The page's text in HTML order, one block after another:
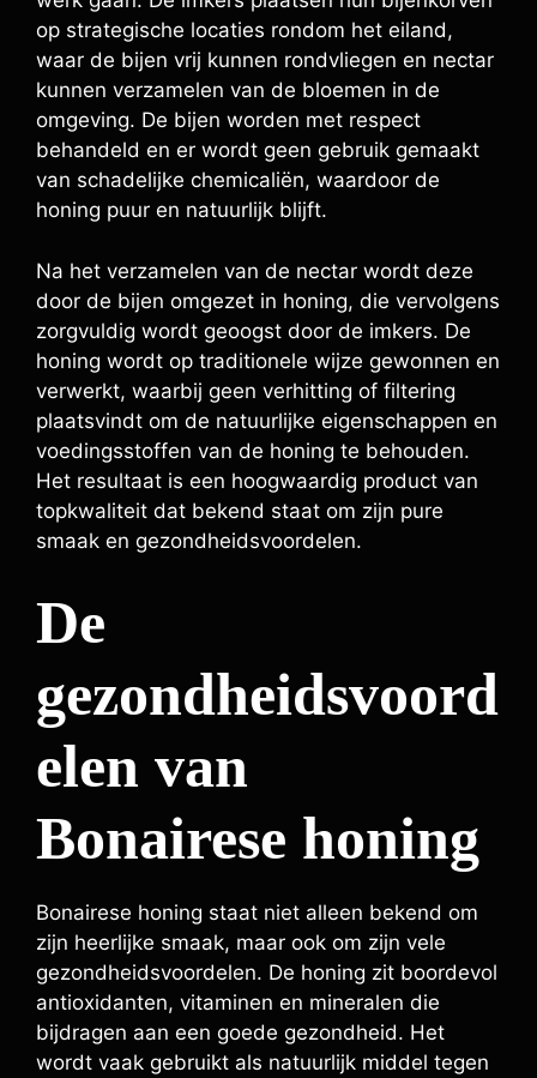
op strategische locaties rondom het eiland,
waar de bijen vrij kunnen rondvliegen en nectar
kunnen verzamelen van de bloemen in de
omgeving. De bijen worden met respect
behandeld en er wordt geen gebruik gemaakt
van schadelijke chemicaliën, waardoor de
honing puur en natuurlijk blijft.
Na het verzamelen van de nectar wordt deze
door de bijen omgezet in honing, die vervolgens
zorgvuldig wordt geoogst door de imkers. De
honing wordt op traditionele wijze gewonnen en
verwerkt, waarbij geen verhitting of filtering
plaatsvindt om de natuurlijke eigenschappen en
voedingsstoffen van de honing te behouden.
Het resultaat is een hoogwaardig product van
topkwaliteit dat bekend staat om zijn pure
smaak en gezondheidsvoordelen.
De
gezondheidsvoord
elen van
Bonairese honing
Bonairese honing staat niet alleen bekend om
zijn heerlijke smaak, maar ook om zijn vele
gezondheidsvoordelen. De honing zit boordevol
antioxidanten, vitaminen en mineralen die
bijdragen aan een goede gezondheid. Het
wordt vaak gebruikt als natuurlijk middel tegen